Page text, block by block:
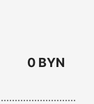
0 BYN